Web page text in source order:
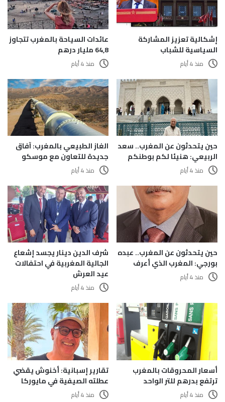
إشكالية تعزيز المشاركة
السياسية للشباب
منذ 4 أيام
عائدات السياحة بالمغرب تتجاوز
64,8 مليار درهم
منذ 4 أيام
حين يتحدثون عن المغرب.. سعد
الربيعي: هنيئا لكم بوطنكم
منذ 4 أيام
الغاز الطبيعي بالمغرب: آفاق
جديدة للتعاون مع موسكو
منذ 4 أيام
حين يتحدثون عن المغرب.. عبده
بورجي: المغرب الذي أعرف
منذ 4 أيام
شرف الدين دينار يجسد إشعاع
الجالية المغربية في احتفالات
عيد العرش
منذ 4 أيام
أسعار المحروقات بالمغرب
ترتفع بدرهم للتر الواحد
منذ 4 أيام
تقارير إسبانية: أخنوش يقضي
عطلته الصيفية في مايوركا
منذ 4 أيام